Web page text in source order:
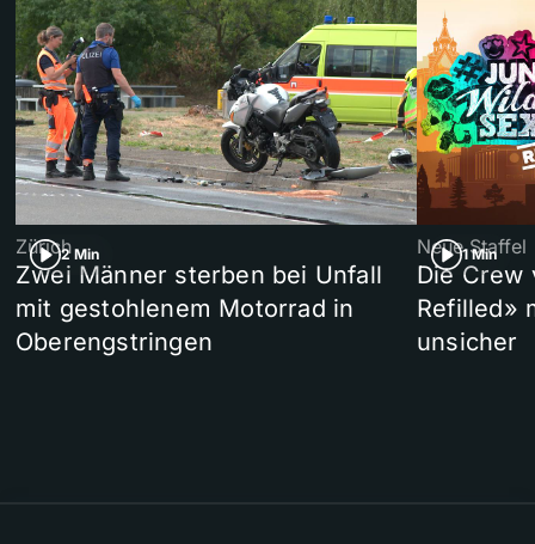
2 Min
Zürich
Zwei Männer sterben bei Unfall
mit gestohlenem Motorrad in
Oberengstringen
1 Min
Neue Staffel
Die Crew
Refilled»
unsicher